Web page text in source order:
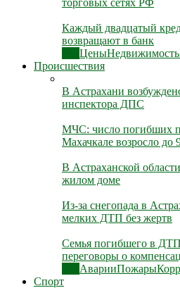
торговых сетях РФ
Каждый двадцатый
возвращают в банк
ЦеныНедвижимость
Происшествия
В Астрахани
инспектора ДПС
МЧС: число погибших
Махачкале возросло до
В Астраханской
жилом доме
Из-за снегопада в
мелких ДТП без жертв
Семья погибшего в
переговоры о
АварииПожары
Спорт